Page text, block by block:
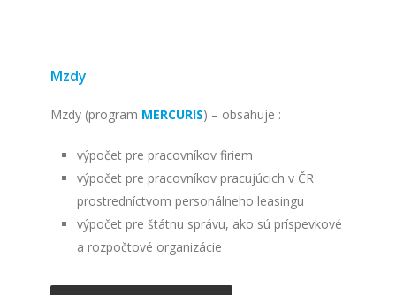
Mzdy
Mzdy (program MERCURIS) – obsahuje :
výpočet pre pracovníkov firiem
výpočet pre pracovníkov pracujúcich v ČR
prostredníctvom personálneho leasingu
výpočet pre štátnu správu, ako sú príspevkové
a rozpočtové organizácie